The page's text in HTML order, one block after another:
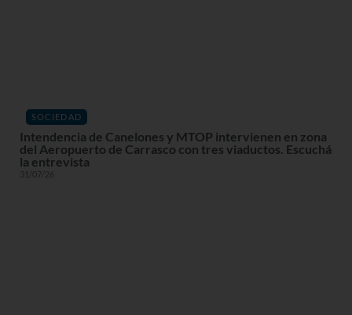
SOCIEDAD
Intendencia de Canelones y MTOP intervienen en zona
del Aeropuerto de Carrasco con tres viaductos. Escuchá
la entrevista
31/07/26